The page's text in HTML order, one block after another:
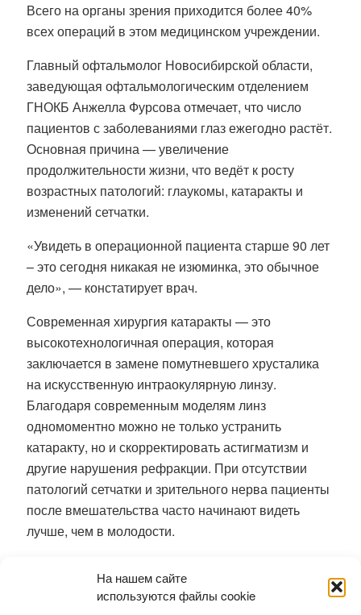
На нашем сайте
используются файлы cookie
Всего на органы зрения приходится более 40%
всех операций в этом медицинском учреждении.
Главный офтальмолог Новосибирской области,
заведующая офтальмологическим отделением
ГНОКБ Анжелла Фурсова отмечает, что число
пациентов с заболеваниями глаз ежегодно растёт.
Основная причина — увеличение
продолжительности жизни, что ведёт к росту
возрастных патологий: глаукомы, катаракты и
изменений сетчатки.
«Увидеть в операционной пациента старше 90 лет
– это сегодня никакая не изюминка, это обычное
дело», — констатирует врач.
Современная хирургия катаракты — это
высокотехнологичная операция, которая
заключается в замене помутневшего хрусталика
на искусственную интраокулярную линзу.
Благодаря современным моделям линз
одномоментно можно не только устранить
катаракту, но и скорректировать астигматизм и
другие нарушения рефракции. При отсутствии
патологий сетчатки и зрительного нерва пациенты
после вмешательства часто начинают видеть
лучше, чем в молодости.
новосибирские хирурги без единого разреза